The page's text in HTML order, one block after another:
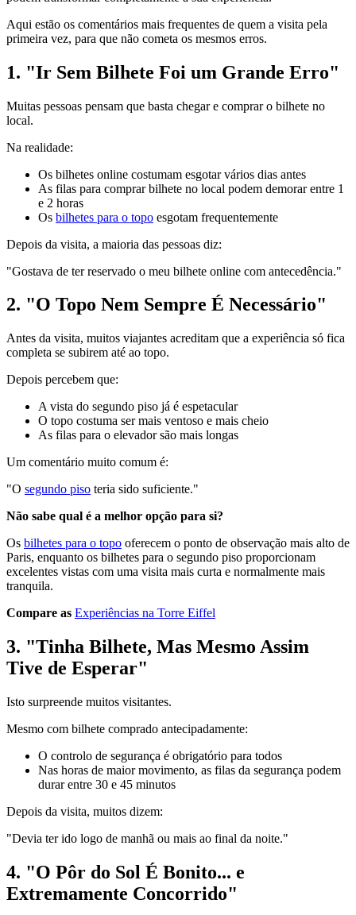
Aqui estão os comentários mais frequentes de quem a visita pela
primeira vez, para que não cometa os mesmos erros.
1. "Ir Sem Bilhete Foi um Grande Erro"
Muitas pessoas pensam que basta chegar e comprar o bilhete no
local.
Na realidade:
Os bilhetes online costumam esgotar vários dias antes
As filas para comprar bilhete no local podem demorar entre 1
e 2 horas
Os bilhetes para o topo esgotam frequentemente
Depois da visita, a maioria das pessoas diz:
"Gostava de ter reservado o meu bilhete online com antecedência."
2. "O Topo Nem Sempre É Necessário"
Antes da visita, muitos viajantes acreditam que a experiência só fica
completa se subirem até ao topo.
Depois percebem que:
A vista do segundo piso já é espetacular
O topo costuma ser mais ventoso e mais cheio
As filas para o elevador são mais longas
Um comentário muito comum é:
"O segundo piso teria sido suficiente."
Não sabe qual é a melhor opção para si?
Os bilhetes para o topo oferecem o ponto de observação mais alto de
Paris, enquanto os bilhetes para o segundo piso proporcionam
excelentes vistas com uma visita mais curta e normalmente mais
tranquila.
Compare as Experiências na Torre Eiffel
3. "Tinha Bilhete, Mas Mesmo Assim
Tive de Esperar"
Isto surpreende muitos visitantes.
Mesmo com bilhete comprado antecipadamente:
O controlo de segurança é obrigatório para todos
Nas horas de maior movimento, as filas da segurança podem
durar entre 30 e 45 minutos
Depois da visita, muitos dizem:
"Devia ter ido logo de manhã ou mais ao final da noite."
4. "O Pôr do Sol É Bonito... e
Extremamente Concorrido"